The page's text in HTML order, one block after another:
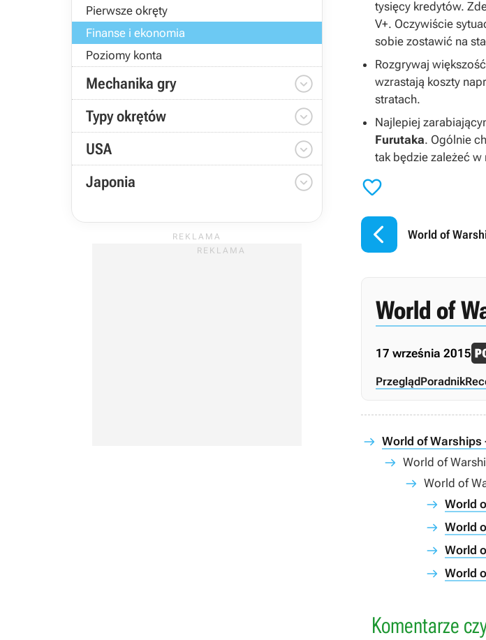
Pierwsze okręty
Finanse i ekonomia
Poziomy konta
Mechanika gry 
Typy okrętów 
USA 
Japonia 
tysięcy kredytów.
V+. Oczywiście
sobie zostawić na
Rozgrywaj
wzrastają koszty
stratach.
Najlepiej
Furutaka. Ogólnie
tak będzie zależeć

 World of
World of
17 września 2015
PrzeglądPoradnik
World of Warships
World of
World of
World
World
World
World
Komentarze